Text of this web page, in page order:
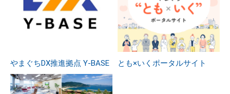
やまぐちDX推進拠点 Y-BASE とも×いくポータルサイト